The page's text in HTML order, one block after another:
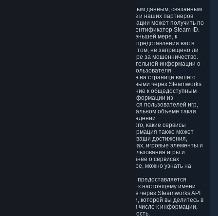
5.4. Мы предоставляем доступ к определенным данным, связанным
с вашим аккаунтом Steam, для других игроков и наших партнеров
через Steamworks API. Доступ к этой информации может получить по
запросу любой пользователь, указав ваш идентификатор Steam ID.
Таким образом можно получить доступ, по меньшей мере, к
публичному имени, которое вы выбрали для представления вас в
Steam, изображению аватара и сведениям о том, не запрещено ли
вам участвовать в многопользовательской игре за мошенничество.
Настройка доступности какой-либо дополнительной информации о
вас осуществляется на странице профиля пользователя
Сообщества Steam. Данные, общедоступные на странице вашего
профиля, автоматически становятся доступными через Steamworks
API. Разработчики и издатели игр в дополнение к общедоступным
сведениям имеют доступ к определенной информации из
Steamworks API, непосредственно касающейся пользователей игр,
работу которых они поддерживают. В минимальном объеме такая
информация включает сведения о вашем владении
соответствующей игрой. В зависимости от того, какие сервисы
Steamworks реализованы в игре, такая информация также может
включать список лидеров, ваш статус в игре, ваши достижения,
подбор игроков в многопользовательских играх, игровые элементы и
другую информацию, необходимую для использования игры и
предоставления поддержки для нее. Подробнее о сервисах
Steamworks, реализованных в конкретной игре, можно узнать на
Через Steamworks API никогда намеренно не предоставляется
доступ к Персональным данным, в том числе к настоящему имени
или адресу электронной почты. Тем не менее через Steamworks API
можно получить доступ к любой информации, которой вы делитесь в
своем общедоступном профиле Steam, в том числе к информации,
позволяющей идентифицировать вашу личность.